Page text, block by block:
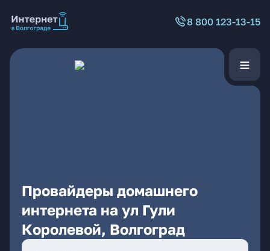
8 800 123-13-15
Провайдеры домашнего
интернета на ул Гули
Королевой, Волгоград